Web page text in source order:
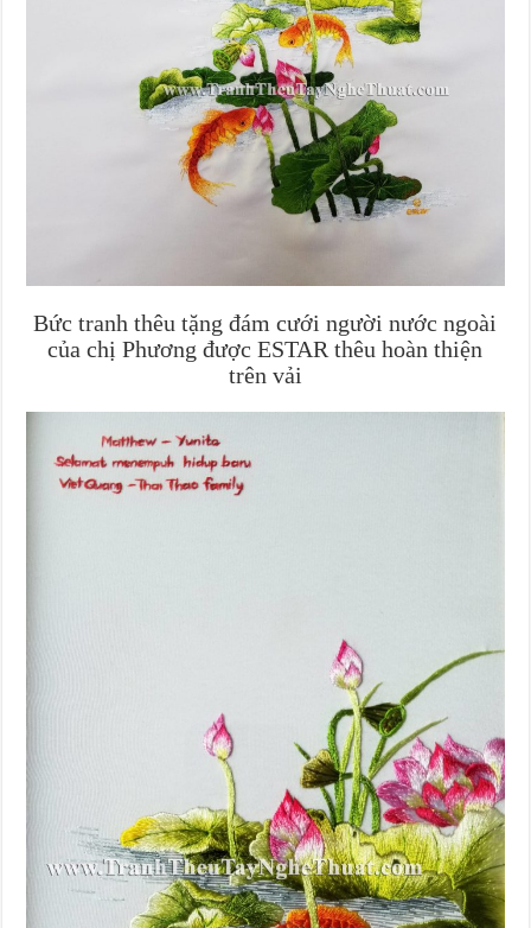
Bức tranh thêu tặng đám cưới người nước ngoài
của chị Phương được ESTAR thêu hoàn thiện
trên vải